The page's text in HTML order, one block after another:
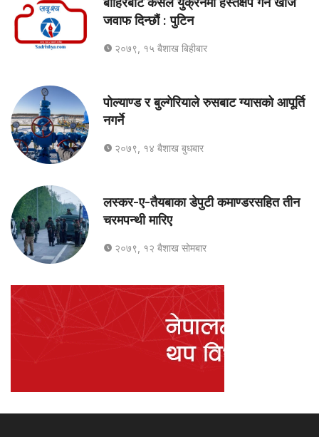
जवाफ दिन्छौं : पुटिन
२०७९, १५ बैशाख बिहीबार
पोल्याण्ड र बुल्गेरियाले रुसबाट ग्यासको आपूर्ति
नगर्ने
२०७९, १४ बैशाख बुधबार
लस्कर-ए-तैयबाका डेपुटी कमाण्डरसहित तीन
चरमपन्थी मारिए
२०७९, १२ बैशाख सोमबार